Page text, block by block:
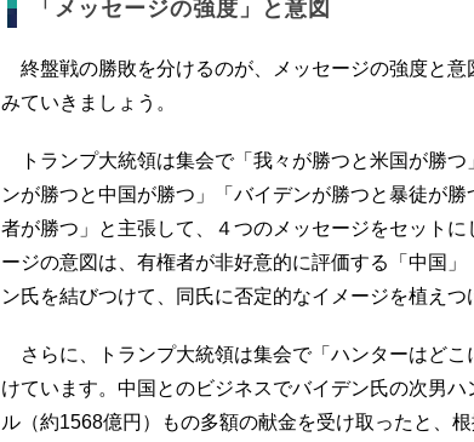
「メッセージの強度」と意図
終盤戦の勝敗を分けるのが、メッセージの強度と意
みていきましょう。
トランプ大統領は集会で「我々が勝つと米国が勝つ
ンが勝つと中国が勝つ」「バイデンが勝つと暴徒が
者が勝つ」と主張して、４つのメッセージをセット
ージの意図は、有権者が非好意的に評価する「中国
ン氏を結びつけて、同氏に否定的なイメージを植えつ
さらに、トランプ大統領は集会で「ハンターはどこ
けています。中国とのビジネスでバイデン氏の次男
ル（約1568億円）もの多額の献金を受け取ったと、